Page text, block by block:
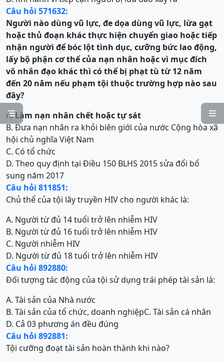


Câu hỏi 571632:
Người nào dùng vũ lực, đe dọa dùng vũ lực, lừa gạt
hoặc thủ đoạn khác thực hiện chuyển giao hoặc tiếp
nhận người để bóc lột tình dục, cưỡng bức lao động,
lấy bộ phận cơ thểcủa nạn nhân hoặc vì mục đích
vô nhân đạo khácthì có thể bị phạt tù từ 12 năm
đến 20 năm nếu phạm tội thuộc trường hợp nào sau
đây?
A.Làm nạn nhân chết hoặc tự sát
B. Đưa nạn nhân ra khỏi biên giới của nước Cộng hòa xã
hội chủ nghĩa Việt Nam
C. Có tổ chức
D. Theo quy định tại Điều 150 BLHS 2015 sửa đổi bổ
sung năm 2017
Câu hỏi 811851:
Chủ thể của tội lây truyền HIV cho người khác là:
A. Người từ đủ 14 tuổi trở lên nhiễm HIV
B. Người từ đủ 16 tuổi trở lên nhiễm HIV
C. Người nhiễm HIV
D. Người từ đủ 18 tuổi trở lên nhiễm HIV
Câu hỏi 892880:
Đối tượng tác động của tội sử dụng trái phép tài sản là:
A. Tài sản của Nhà nước
B. Tài sản của tổ chức, doanh nghiệpC. Tài sản cá nhân
D. Cả 03 phương án đều đúng
Câu hỏi 892881:
Tội cưỡng đoạt tài sản hoàn thành khi nào?